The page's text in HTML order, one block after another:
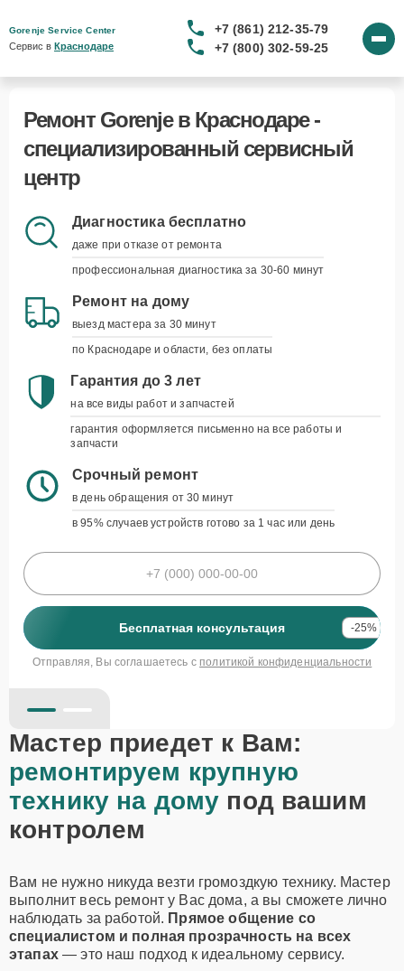
Gorenje Service Center
Сервис в Краснодаре
+7 (861) 212-35-79
+7 (800) 302-59-25
Ремонт Gorenje в Краснодаре -
специализированный сервисный
центр
Диагностика бесплатно
даже при отказе от ремонта
профессиональная диагностика за 30-60 минут
Ремонт на дому
выезд мастера за 30 минут
по Краснодаре и области, без оплаты
Гарантия до 3 лет
на все виды работ и запчастей
гарантия оформляется письменно на все работы и
запчасти
Срочный ремонт
в день обращения от 30 минут
в 95% случаев устройств готово за 1 час или день
Бесплатная консультация -25%
Отправляя, Вы соглашаетесь с политикой конфиденциальности
Курьерская доставка
заберём и вернём устройство
наши курьеры приедут в удобное для вас
оно будет готово
Запись на удобное время
вы выбираете - мы подстраиваемся
укажите дату, время и модель устройства, а
Гарантия до 3 лет
на все виды работ и запчастей
гарантия оформляется письменно на все работы и
Срочный ремонт
в 95% случаев устройств готово за 1 час или день
Бесплатная консультация -25%
Мастер приедет к Вам:
ремонтируем крупную
технику на дому под вашим
контролем
Вам не нужно никуда везти громоздкую технику. Мастер
выполнит весь ремонт у Вас дома, а вы сможете лично
наблюдать за работой. Прямое общение со
специалистом и полная прозрачность на всех
этапах— это наш подход к идеальному сервису.